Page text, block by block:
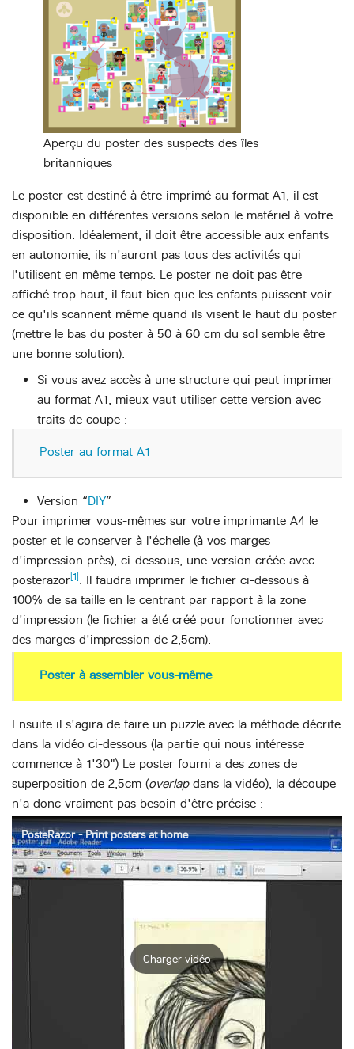
Aperçu du poster des suspects des îles
britanniques
Le poster est destiné à être imprimé au format A1, il est
disponible en différentes versions selon le matériel à votre
disposition. Idéalement, il doit être accessible aux enfants
en autonomie, ils n'auront pas tous des activités qui
l'utilisent en même temps. Le poster ne doit pas être
affiché trop haut, il faut bien que les enfants puissent voir
ce qu'ils scannent même quand ils visent le haut du poster
(mettre le bas du poster à 50 à 60 cm du sol semble être
une bonne solution).
Si vous avez accès à une structure qui peut imprimer
au format A1, mieux vaut utiliser cette version avec
traits de coupe :
Poster au format A1
Version “DIY”
Pour imprimer vous-mêmes sur votre imprimante A4 le
poster et le conserver à l'échelle (à vos marges
d'impression près), ci-dessous, une version créée avec
posterazor[1]
. Il faudra imprimer le fichier ci-dessous à
100% de sa taille en le centrant par rapport à la zone
d'impression (le fichier a été créé pour fonctionner avec
des marges d'impression de 2,5cm).
Poster à assembler vous-même
Ensuite il s'agira de faire un puzzle avec la méthode décrite
dans la vidéo ci-dessous (la partie qui nous intéresse
commence à 1'30") Le poster fourni a des zones de
superposition de 2,5cm (overlapdans la vidéo), la découpe
n'a donc vraiment pas besoin d'être précise :
PosteRazor - Print posters at home
Charger vidéo